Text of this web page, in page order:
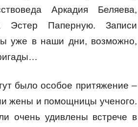
Аркадия Беляева,
Эстер Паперную. Записи
уже в наши дни, возможно,
было особое притяжение –
жены и помощницы ученого.
очень удивлены встрече в